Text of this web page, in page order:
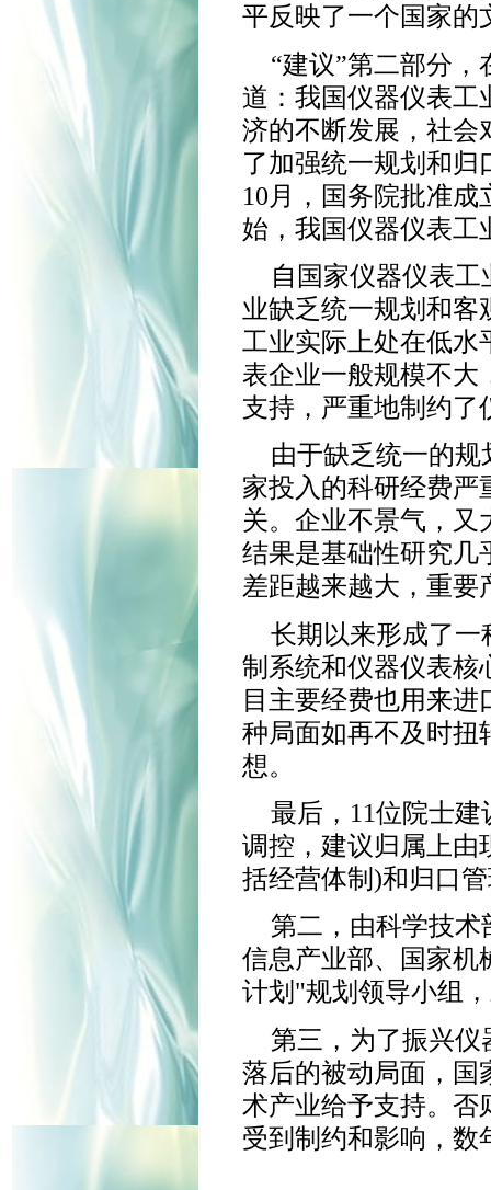
平反映了一个国家的
“建议”第二部分
道：我国仪器仪表工
济的不断发展，社会
了加强统一规划和归
10月，国务院批准
始，我国仪器仪表工
自国家仪器仪表
业缺乏统一规划和客
工业实际上处在低水
表企业一般规模不大
支持，严重地制约了
由于缺乏统一的
家投入的科研经费严
关。企业不景气，
结果是基础性研究几
差距越来越大，重要
长期以来形成了
制系统和仪器仪表核
目主要经费也用来
种局面如再不及时扭
想。
最后，11位院士
调控，建议归属上由
括经营体制)和归口
第二，由科学技
信息产业部、国家机
计划"规划领导小组
第三，为了振兴
落后的被动局面，国
术产业给予支持。否
受到制约和影响，数